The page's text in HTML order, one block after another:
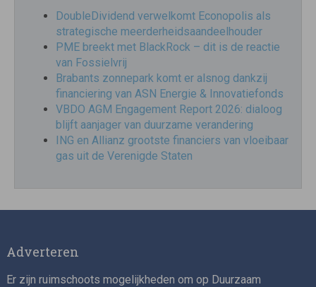
DoubleDividend verwelkomt Econopolis als
strategische meerderheidsaandeelhouder
PME breekt met BlackRock – dit is de reactie
van Fossielvrij
Brabants zonnepark komt er alsnog dankzij
financiering van ASN Energie & Innovatiefonds
VBDO AGM Engagement Report 2026: dialoog
blijft aanjager van duurzame verandering
ING en Allianz grootste financiers van vloeibaar
gas uit de Verenigde Staten
Adverteren
Er zijn ruimschoots mogelijkheden om op Duurzaam